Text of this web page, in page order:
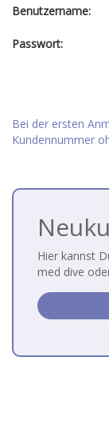
Benutzername:
Passwort:
Bei der ersten
Kundennummer
Hier kannst
med dive